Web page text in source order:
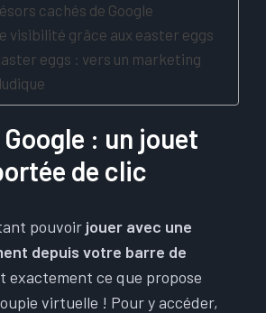
cachés de Google
visibilité grâce aux easter eggs
eggs : vers un marketing
: un jouet
de clic
pouvoir jouer avec une
depuis votre barre de
exactement ce que propose
virtuelle ! Pour y accéder,